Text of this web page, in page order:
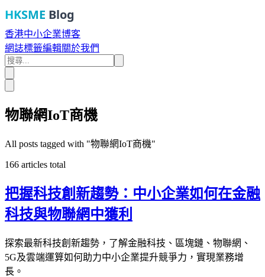
HKSME Blog
香港中小企業博客
網誌標籤編輯關於我們
物聯網IoT商機
All posts tagged with "物聯網IoT商機"
166 articles total
把握科技創新趨勢：中小企業如何在金融
科技與物聯網中獲利
探索最新科技創新趨勢，了解金融科技、區塊鏈、物聯網、
5G及雲端運算如何助力中小企業提升競爭力，實現業務增
長。